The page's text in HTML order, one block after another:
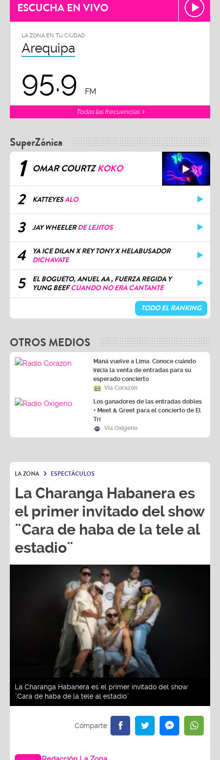
ESCUCHA EN VIVO
LA ZONA EN TU CIUDAD
Arequipa
95.9 FM
Todas las frecuencias
SuperZónica
1 OMAR COURTZKOKO
2 KATTEYESALO
3 JAY WHEELERDE LEJITOS
4
YA ICE DILAN X REY TONY X HELABUSADOR
DICHAVATE
5
EL BOGUETO, ANUEL AA , FUERZA REGIDA Y
YUNG BEEFCUANDO NO ERA CANTANTE
TODO EL RANKING
OTROS MEDIOS
Maná vuelve a Lima: Conoce cuándo
inicia la venta de entradas para su
esperado concierto
Vía Corazón
Los ganadores de las entradas dobles
+ Meet & Greet para el concierto de El
Tri
Vía Oxígeno
LA ZONA ESPECTÁCULOS
La Charanga Habanera es
el primer invitado del show
¨Cara de haba de la tele al
estadio¨
La Charanga Habanera es el primer invitado del show
¨Cara de haba de la tele al estadio¨